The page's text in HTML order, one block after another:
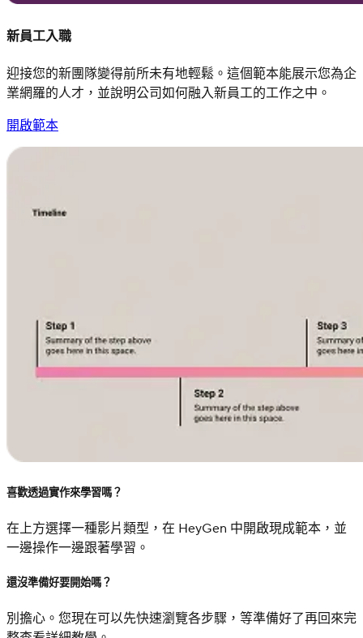
新員工入職
迎接您的新團隊變得前所未有地輕鬆。這個範本能展示您為企
業網羅的人才，並說明公司如何融入新員工的工作之中。
開啟範本
喜歡透過實作來學習嗎？
在上方選擇一種影片類型，在 HeyGen 中開啟現成範本，並
一邊操作一邊跟著學習。
還沒準備好要開始嗎？
別擔心。您現在可以先快速瀏覽各步驟，等準備好了再回來完